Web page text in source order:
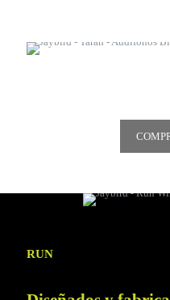
RUN